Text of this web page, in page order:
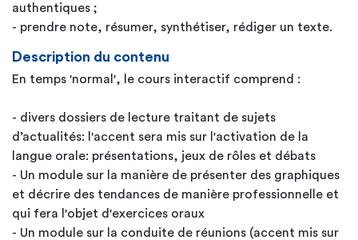
authentiques ;
- prendre note, résumer, synthétiser, rédiger un texte.
Description du contenu
En temps 'normal', le cours interactif comprend :
- divers dossiers de lecture traitant de sujets
d’actualités: l'accent sera mis sur l'activation de la
langue orale: présentations, jeux de rôles et débats
- Un module sur la manière de présenter des graphiques
et décrire des tendances de manière professionnelle et
qui fera l'objet d'exercices oraux
- Un module sur la conduite de réunions (accent mis sur